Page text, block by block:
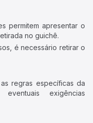
permitem apresentar o
no guichê.
é necessário retirar o
regras específicas da
exigências